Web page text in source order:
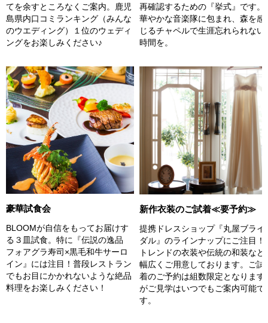
てを余すところなくご案内。鹿児
島県内口コミランキング（みんな
のウエディング）１位のウェディ
ングをお楽しみください♪
再確認するための『挙式』です。
華やかな音楽隊に包まれ、森を感
じるチャペルで生涯忘れられない
時間を。
豪華試食会
BLOOMが自信をもってお届けす
る３皿試食。特に『伝説の逸品
フォアグラ寿司×黒毛和牛サーロ
イン』には注目！普段レストラン
でもお目にかかれないような絶品
料理をお楽しみください！
新作衣装のご試着≪要予約≫
提携ドレスショップ『丸屋ブライ
ダル』のラインナップにご注目！
トレンドの衣装や伝統の和装など
幅広くご用意しております。ご試
着のご予約は組数限定となります
がご見学はいつでもご案内可能で
す。